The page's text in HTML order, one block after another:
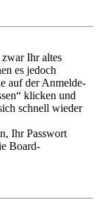
Ihr altes
es jedoch
auf der Anmelde-
klicken und
schnell wieder
Ihr Passwort
Board-